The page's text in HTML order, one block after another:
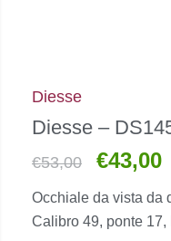
Diesse
Diesse –
€53,00
Il
originale
era:
€43,00Il
Occhiale da vista da
Calibro 49, ponte